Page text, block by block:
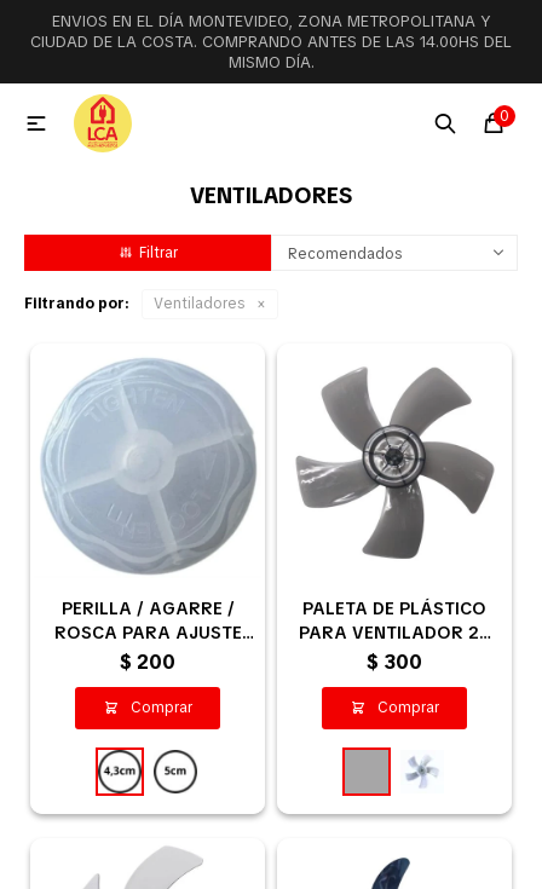
ENVIOS EN EL DÍA MONTEVIDEO, ZONA METROPOLITANA Y
CIUDAD DE LA COSTA. COMPRANDO ANTES DE LAS 14.00HS DEL
MISMO DÍA.
0

VENTILADORES
Recomendados
Filtrando por: Ventiladores
PERILLA / AGARRE /
ROSCA PARA AJUSTE
PALETA VENTILADOR -
4,3CM
$ 200
PALETA DE PLÁSTICO
PARA VENTILADOR 28
CM - GRIS
$ 300
MI CUENTA
Menú
Lavadoras y lavavajillas
Secarropas
Refrigeración
Pequeños electrodomésticos
Partes pequeños electrodoméstico
Calefones
Universales